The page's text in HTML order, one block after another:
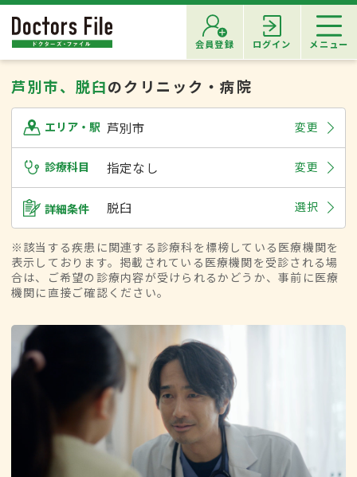
会員登録 ログイン メニュー
芦別市、脱臼のクリニック・病院
エリア・駅 芦別市 変更
診療科目 指定なし 変更
詳細条件 脱臼 選択
※該当する疾患に関連する診療科を標榜している医療機関を
表示しております。掲載されている医療機関を受診される場
合は、ご希望の診療内容が受けられるかどうか、事前に医療
機関に直接ご確認ください。